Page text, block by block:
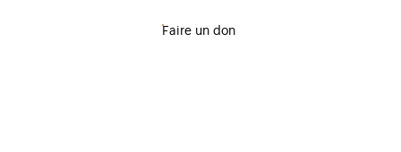
Faire un don